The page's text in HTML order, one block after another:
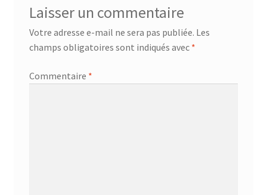
Laisser un commentaire
Votre adresse e-mail ne sera pas publiée. Les
champs obligatoires sont indiqués avec *
Commentaire *